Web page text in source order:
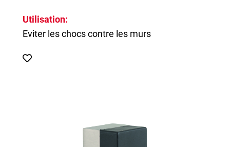
Utilisation:
Eviter les chocs contre les murs